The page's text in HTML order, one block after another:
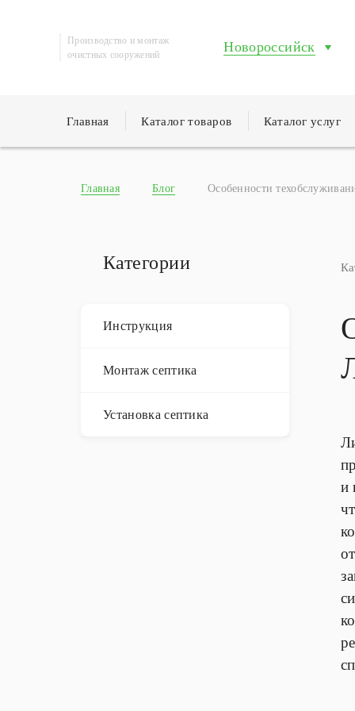
Производство и монтаж
очистных сооружений
Новороссийск
Главная Каталог товаров Каталог услуг
Главная Блог Особенности
Категории
Инструкция
Монтаж септика
Установка септика
и